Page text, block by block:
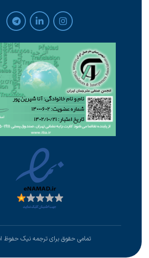
تمامی حقوق برای ترجمه نیک حفوظ